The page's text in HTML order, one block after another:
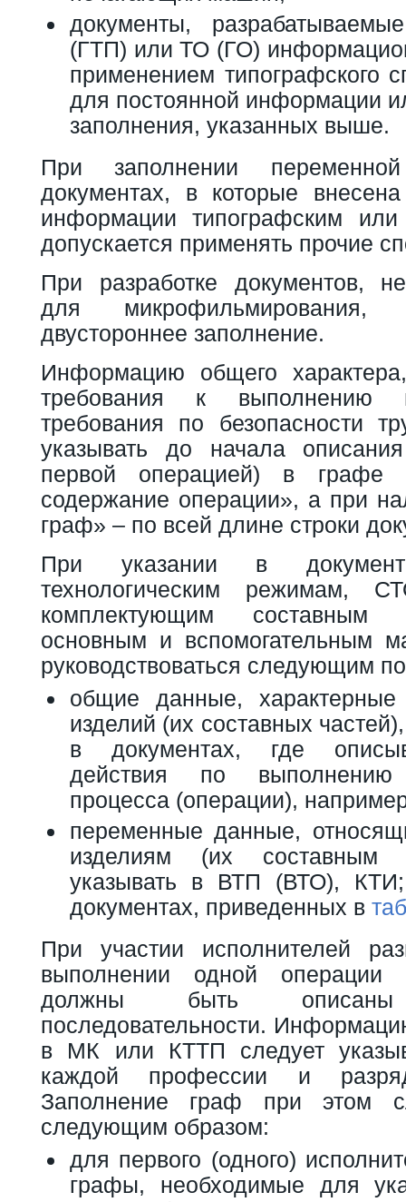
документы,
(ГТП) или ТО (ГО)
применением типографского
для постоянной информации
заполнения, указанных выше.
При заполнении
документах, в которые
информации типографским
допускается применять прочие
При разработке документов,
для микрофильмирования,
двустороннее заполнение.
Информацию общего
требования к выполнению
требования по безопасности
указывать до начала
первой операцией) в графе
содержание операции», а при
граф» – по всей длине строки
При указании в
технологическим режимам,
комплектующим составным
основным и вспомогательным
руководствоваться следующим
общие данные,
изделий (их составных
в документах, где
действия по выполнению
процесса (операции),
переменные данные,
изделиям (их составным
указывать в ВТП (ВТО),
документах, приведенных в
При участии исполнителей
выполнении одной
должны быть
последовательности.
в МК или КТТП следует
каждой профессии и
Заполнение граф при этом
следующим образом:
для первого (одного)
графы, необходимые для